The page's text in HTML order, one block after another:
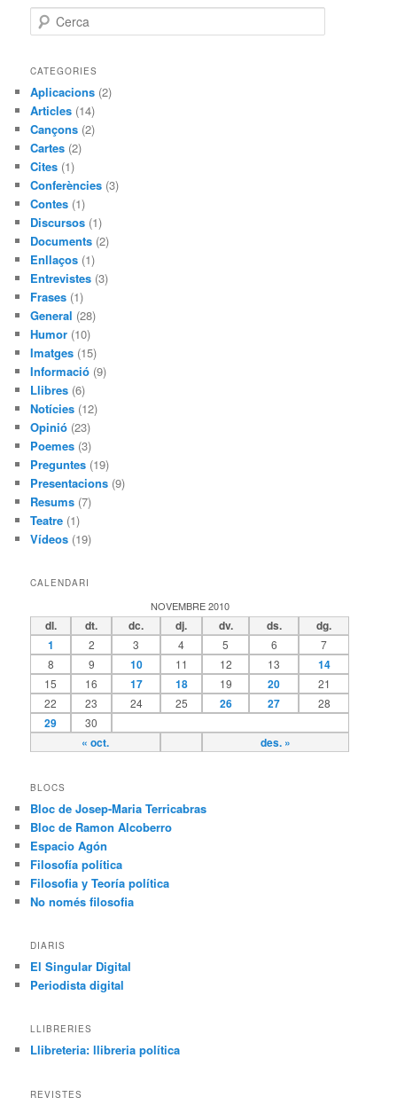
e
c
CATEGORIES
Aplicacions (2)
Articles (14)
Cançons (2)
Cartes (2)
Cites (1)
Conferències (3)
Contes (1)
Discursos (1)
Documents (2)
Enllaços (1)
Entrevistes (3)
Frases (1)
General (28)
Humor (10)
Imatges (15)
Informació (9)
Llibres (6)
Notícies (12)
Opinió (23)
Poemes (3)
Preguntes (19)
Presentacions (9)
Resums (7)
Teatre (1)
Vídeos (19)
CALENDARI
NOVEMBRE 2010
dl. dt. dc. dj. dv. ds. dg.
« oct. des. »
1 2 3 4 5 6
7
8
9 10 11 12 13 14
15 16 17 18 19 20
21
22
23 24 25 26 27 28
29 30
BLOCS
Bloc de Josep-Maria Terricabras
Bloc de Ramon Alcoberro
Espacio Agón
Filosofía política
Filosofia y Teoría política
No només filosofia
DIARIS
El Singular Digital
Periodista digital
LLIBRERIES
Llibreteria: llibreria política
REVISTES